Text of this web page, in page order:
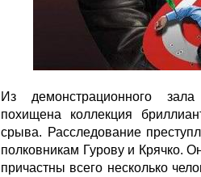
Из демонстрационного
похищена коллекция
срыва. Расследование
полковникам Гурову и Крячко.
причастны всего несколько